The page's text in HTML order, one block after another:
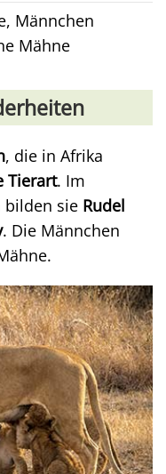
Männchen
Mähne
, die in Afrika
Tierart. Im
bilden sie Rudel
. Die Männchen